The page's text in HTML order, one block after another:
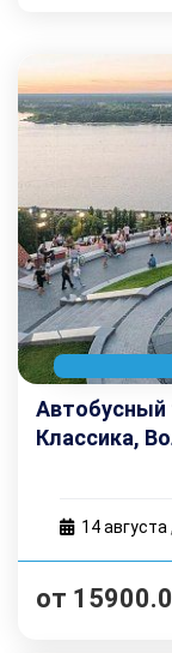
Автобусный
Классика,
14 августа,
от